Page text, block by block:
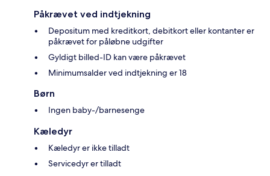
Påkrævet ved indtjekning
Depositum med kreditkort, debitkort eller kontanter er
påkrævet for påløbne udgifter
Gyldigt billed-ID kan være påkrævet
Minimumsalder ved indtjekning er 18
Børn
Ingen baby-/barnesenge
Kæledyr
Kæledyr er ikke tilladt
Servicedyr er tilladt